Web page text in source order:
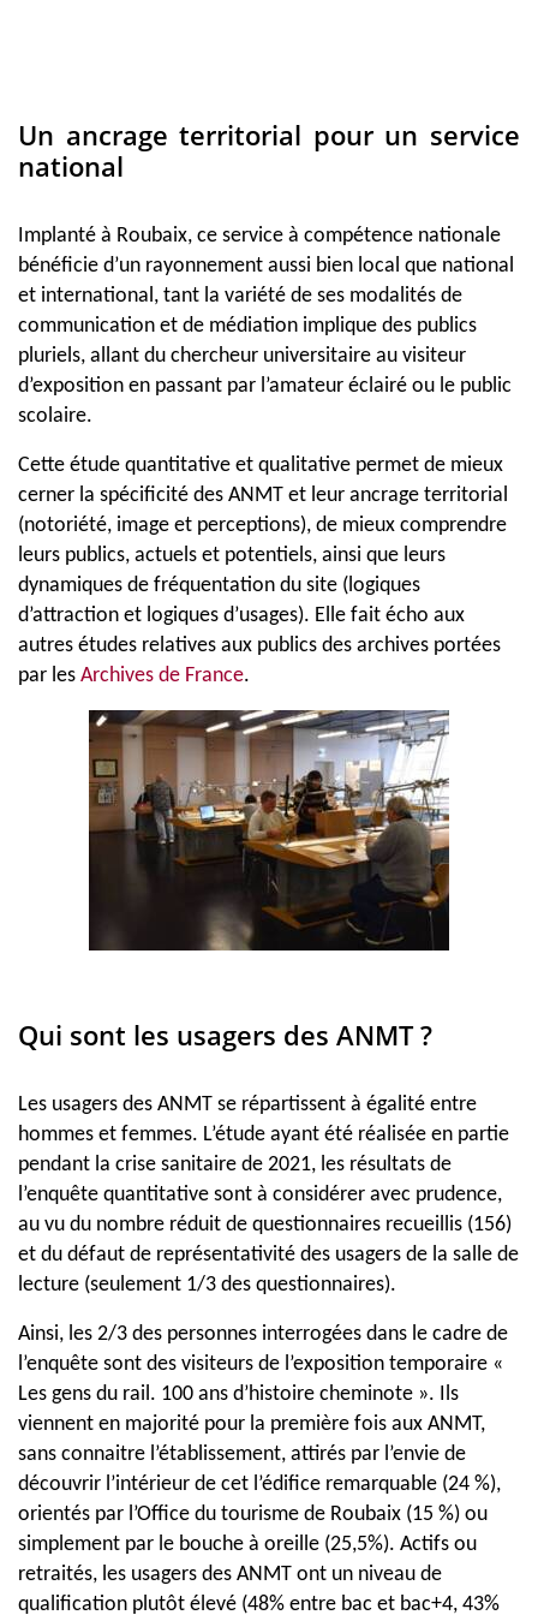
Un ancrage territorial pour un service
national
Implanté à Roubaix, ce service à compétence nationale
bénéficie d’un rayonnement aussi bien local que national
et international, tant la variété de ses modalités de
communication et de médiation implique des publics
pluriels, allant du chercheur universitaire au visiteur
d’exposition en passant par l’amateur éclairé ou le public
scolaire.
Cette étude quantitative et qualitative permet de mieux
cerner la spécificité des ANMT et leur ancrage territorial
(notoriété, image et perceptions), de mieux comprendre
leurs publics, actuels et potentiels, ainsi que leurs
dynamiques de fréquentation du site (logiques
d’attraction et logiques d’usages). Elle fait écho aux
autres études relatives aux publics des archives portées
par les Archives de France.
Qui sont les usagers des ANMT ?
Les usagers des ANMT se répartissent à égalité entre
hommes et femmes. L’étude ayant été réalisée en partie
pendant la crise sanitaire de 2021, les résultats de
l’enquête quantitative sont à considérer avec prudence,
au vu du nombre réduit de questionnaires recueillis (156)
et du défaut de représentativité des usagers de la salle de
lecture (seulement 1/3 des questionnaires).
Ainsi, les 2/3 des personnes interrogées dans le cadre de
l’enquête sont des visiteurs de l’exposition temporaire «
Les gens du rail. 100 ans d’histoire cheminote ». Ils
viennent en majorité pour la première fois aux ANMT,
sans connaitre l’établissement, attirés par l’envie de
découvrir l’intérieur de cet l’édifice remarquable (24 %),
orientés par l’Office du tourisme de Roubaix (15 %) ou
simplement par le bouche à oreille (25,5%). Actifs ou
retraités, les usagers des ANMT ont un niveau de
qualification plutôt élevé (48% entre bac et bac+4, 43%